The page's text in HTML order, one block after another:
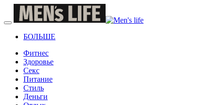
БОЛЬШЕ
Фитнес
Здоровье
Секс
Питание
Стиль
Деньги